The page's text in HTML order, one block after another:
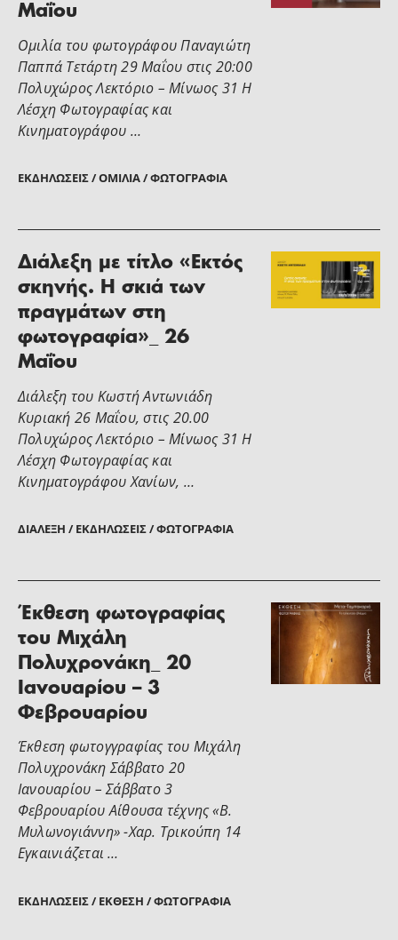
ΕΚΔΗΛΏΣΕΙΣ / ΟΜΙΛΊΑ / ΦΩΤΟΓΡΑΦΊΑ
Μαΐου
Ομιλία του φωτογράφου Παναγιώτη
Παππά Τετάρτη 29 Μαΐου στις 20:00
Πολυχώρος Λεκτόριο – Μίνωος 31 Η
Λέσχη Φωτογραφίας και
Κινηματογράφου …
ΔΙΆΛΕΞΗ / ΕΚΔΗΛΏΣΕΙΣ / ΦΩΤΟΓΡΑΦΊΑ
Διάλεξη με τίτλο «Εκτός
σκηνής. Η σκιά των
πραγμάτων στη
φωτογραφία»_ 26
Μαΐου
Διάλεξη του Κωστή Αντωνιάδη
Κυριακή 26 Μαΐου, στις 20.00
Πολυχώρος Λεκτόριο – Μίνωος 31 Η
Λέσχη Φωτογραφίας και
Κινηματογράφου Χανίων, …
ΕΚΔΗΛΏΣΕΙΣ / ΈΚΘΕΣΗ / ΦΩΤΟΓΡΑΦΊΑ
Έκθεση φωτογραφίας
του Μιχάλη
Πολυχρονάκη_ 20
Ιανουαρίου – 3
Φεβρουαρίου
Έκθεση φωτογγραφίας του Μιχάλη
Πολυχρονάκη Σάββατο 20
Ιανουαρίου – Σάββατο 3
Φεβρουαρίου Αίθουσα τέχνης «Β.
Μυλωνογιάννη» -Χαρ. Τρικούπη 14
Εγκαινιάζεται …